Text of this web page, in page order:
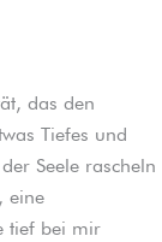
das den
Tiefes und
Seele rascheln
eine
tief bei mir